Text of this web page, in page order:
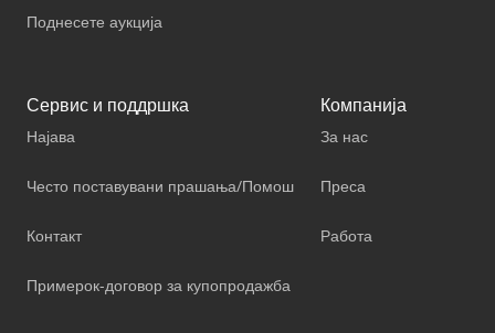
Поднесете аукција
Сервис и поддршка
Најава
Често поставувани прашања/Помош
Контакт
Примерок-договор за купопродажба
Компанија
За нас
Преса
Работа